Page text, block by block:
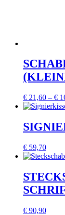
€ 21,60 – €
€ 59,70
€ 90,90